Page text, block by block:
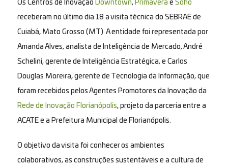
Os Centros de Inovação Downtown, Primavera e Soho
receberam no último dia 18 a visita técnica do SEBRAE de
Cuiabá, Mato Grosso (MT). A entidade foi representada por
Amanda Alves, analista de Inteligência de Mercado, André
Schelini, gerente de Inteligência Estratégica, e Carlos
Douglas Moreira, gerente de Tecnologia da Informação, que
foram recebidos pelos Agentes Promotores da Inovação da
Rede de Inovação Florianópolis, projeto da parceria entre a
ACATE e a Prefeitura Municipal de Florianópolis.
O objetivo da visita foi conhecer os ambientes
colaborativos, as construções sustentáveis e a cultura de